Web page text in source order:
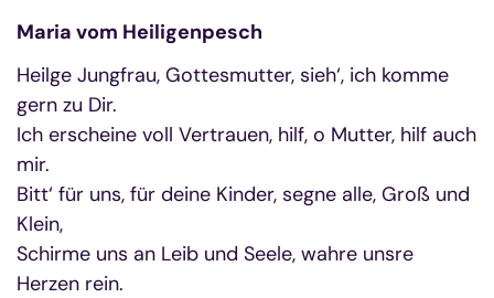
Maria vom Heiligenpesch
Heilge Jungfrau, Gottesmutter, sieh‘, ich komme
gern zu Dir.
Ich erscheine voll Vertrauen, hilf, o Mutter, hilf auch
mir.
Bitt‘ für uns, für deine Kinder, segne alle, Groß und
Klein,
Schirme uns an Leib und Seele, wahre unsre
Herzen rein.